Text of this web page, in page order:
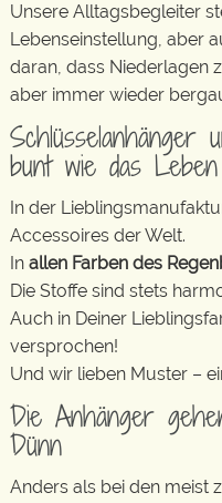
Unsere Alltagsbegleiter
Lebenseinstellung, aber
daran, dass Niederlagen
aber immer wieder
Schlüsselanhänger
bunt wie das Leben
In der
Accessoires der Welt.
In allen Farben des
Die Stoffe sind stets
Auch in Deiner
versprochen!
Und wir lieben Muster –
Die Anhänger
Dünn
Anders als bei den meist